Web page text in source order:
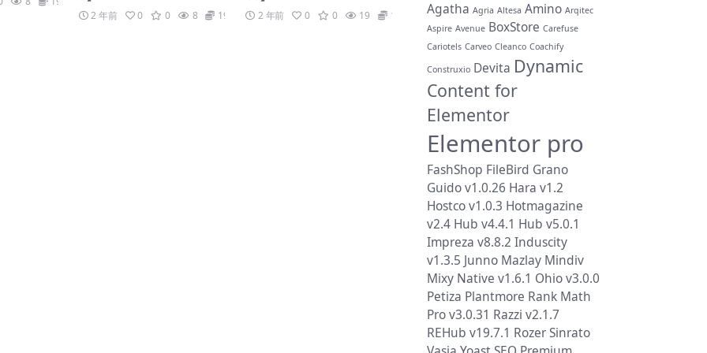
2 年前 0 0 8 19.9 2 年前 0 0 19 19.9 Agatha Agria Altesa Amino Arqitec
Aspire Avenue BoxStore Carefuse
Cariotels Carveo Cleanco Coachify
Construxio Devita Dynamic
Content for
Elementor
Elementor pro
FashShop FileBird Grano
Guido v1.0.26 Hara v1.2
Hostco v1.0.3 Hotmagazine
v2.4 Hub v4.4.1 Hub v5.0.1
Impreza v8.8.2 Induscity
v1.3.5 Junno Mazlay Mindiv
Mixy Native v1.6.1 Ohio v3.0.0
Petiza Plantmore Rank Math
Pro v3.0.31 Razzi v2.1.7
REHub v19.7.1 RozerSinrato